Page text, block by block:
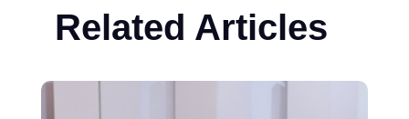
Related Articles